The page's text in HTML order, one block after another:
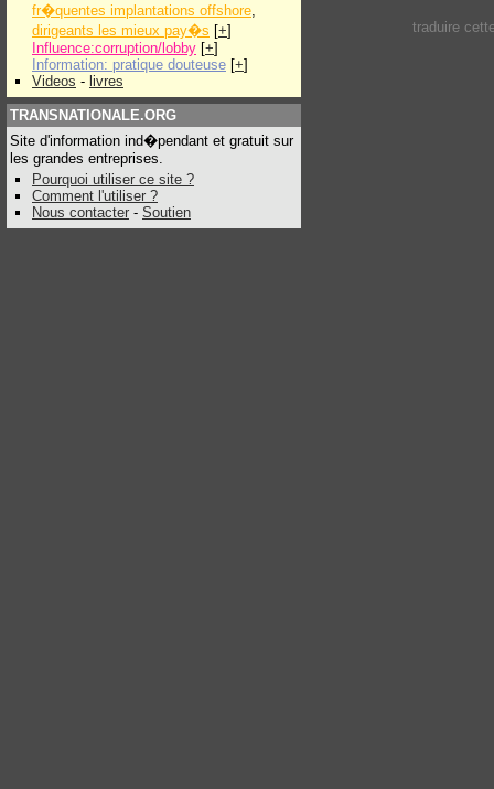
fr�quentes implantations offshore,
dirigeants les mieux pay�s [+]
Influence:corruption/lobby [+]
Information: pratique douteuse [+]
Videos - livres
TRANSNATIONALE.ORG
Site d'information ind�pendant et gratuit sur
les grandes entreprises.
Pourquoi utiliser ce site ?
Comment l'utiliser ?
Nous contacter - Soutien
traduire